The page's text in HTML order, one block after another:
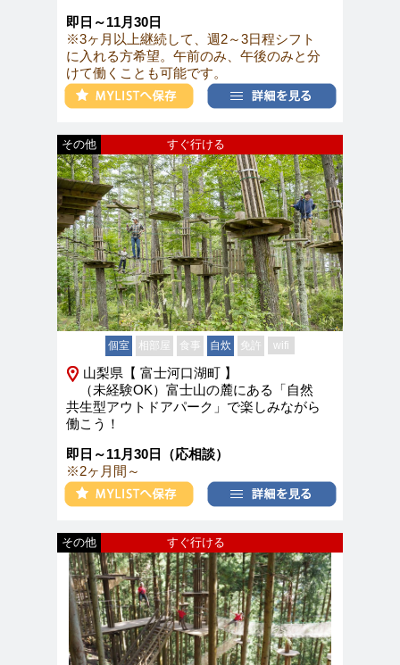
即日～11月30日
※3ヶ月以上継続して、週2～3日程シフト
に入れる方希望。午前のみ、午後のみと分
けて働くことも可能です。
すぐ行ける
その他
個室 相部屋 食事 自炊 免許 wifi
山梨県【 富士河口湖町 】
（未経験OK）富士山の麓にある「自然
共生型アウトドアパーク」で楽しみながら
働こう！
即日～11月30日（応相談）
※2ヶ月間～
すぐ行ける
その他